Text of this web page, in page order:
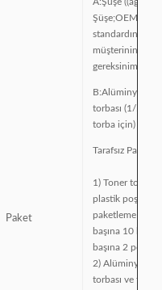
Paket
Şüşe;OEM
standardına
müşterinin
gereksinimine
B:Alüminyum
torbası (1/5/10
torba için)
Tarafsız
1) Toner tozu
plastik poşet
paketleme -
başına 10 kg
başına 2 poşet)
2) Alüminyum
torbası ve toner